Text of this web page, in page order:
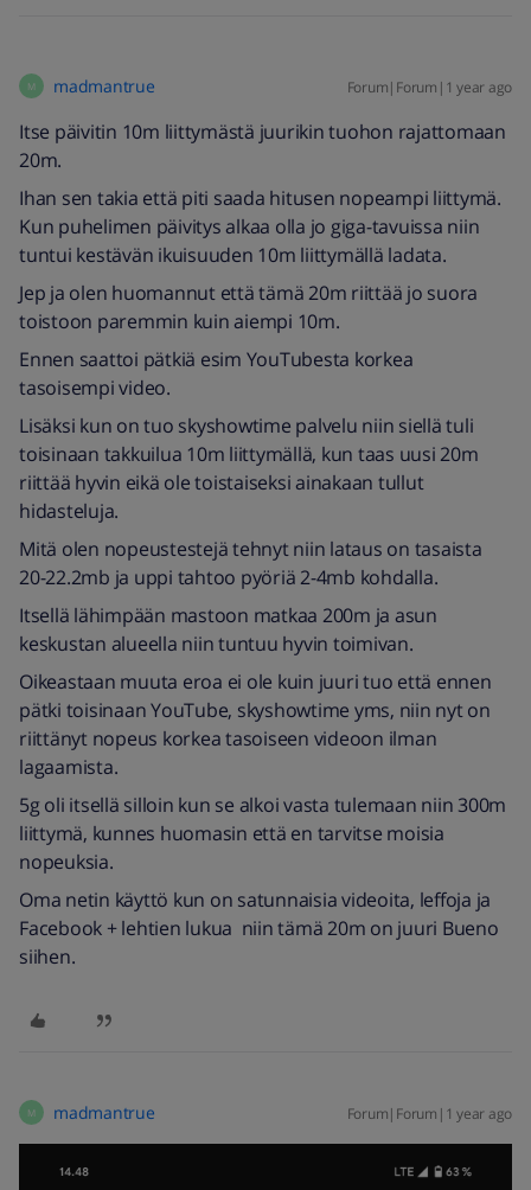
M madmantrue Forum|Forum|1 year ago
Itse päivitin 10m liittymästä juurikin tuohon rajattomaan
20m.
Ihan sen takia että piti saada hitusen nopeampi liittymä.
Kun puhelimen päivitys alkaa olla jo giga-tavuissa niin
tuntui kestävän ikuisuuden 10m liittymällä ladata.
Jep ja olen huomannut että tämä 20m riittää jo suora
toistoon paremmin kuin aiempi 10m.
Ennen saattoi pätkiä esim YouTubesta korkea
tasoisempi video.
Lisäksi kun on tuo skyshowtime palvelu niin siellä tuli
toisinaan takkuilua 10m liittymällä, kun taas uusi 20m
riittää hyvin eikä ole toistaiseksi ainakaan tullut
hidasteluja.
Mitä olen nopeustestejä tehnyt niin lataus on tasaista
20-22.2mb ja uppi tahtoo pyöriä 2-4mb kohdalla.
Itsellä lähimpään mastoon matkaa 200m ja asun
keskustan alueella niin tuntuu hyvin toimivan.
Oikeastaan muuta eroa ei ole kuin juuri tuo että ennen
pätki toisinaan YouTube, skyshowtime yms, niin nyt on
riittänyt nopeus korkea tasoiseen videoon ilman
lagaamista.
5g oli itsellä silloin kun se alkoi vasta tulemaan niin 300m
liittymä, kunnes huomasin että en tarvitse moisia
nopeuksia.
Oma netin käyttö kun on satunnaisia videoita, leffoja ja
Facebook + lehtien lukua niin tämä 20m on juuri Bueno
siihen.
M madmantrue Forum|Forum|1 year ago